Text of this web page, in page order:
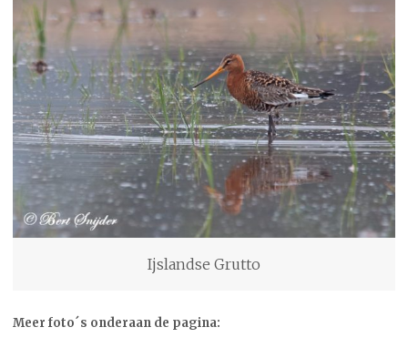
Ijslandse Grutto
Meer foto´s onderaan de pagina: